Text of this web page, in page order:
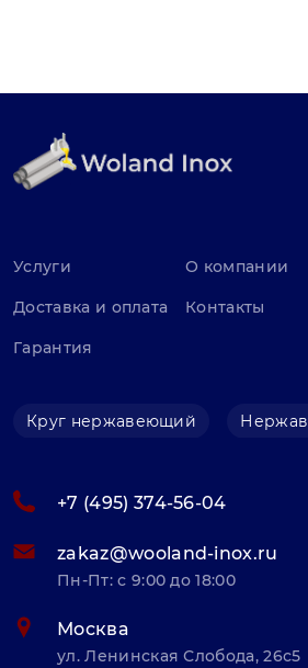
Услуги
Доставка и оплата
Гарантия
О компании
Контакты
Круг нержавеющий
+7 (495) 374-56-04
zakaz@wooland-inox.ru
Пн-Пт: с 9:00 до 18:00
Москва
ул. Ленинская Слобода, 26с5